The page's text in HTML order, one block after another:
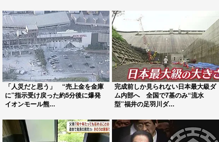
「人災だと思う」 “売上金を金庫
に”指示受け戻った約5分後に爆発
イオンモール熊...
完成前しか見られない日本最大級ダ
ム内部へ 全国で7基のみ“流水
型”福井の足羽川ダ...